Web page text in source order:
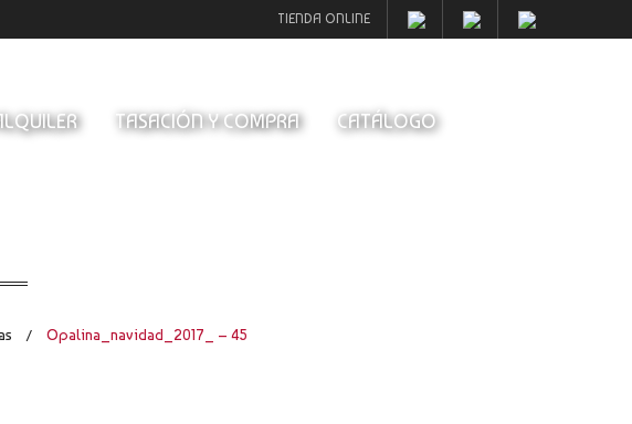
TIENDA ONLINE
TASACIÓN Y COMPRA
CATÁLOGO
/ Opalina_navidad_2017_ – 45